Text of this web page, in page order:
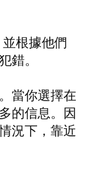
根據他們
。
當你選擇在
的信息。因
況下，靠近